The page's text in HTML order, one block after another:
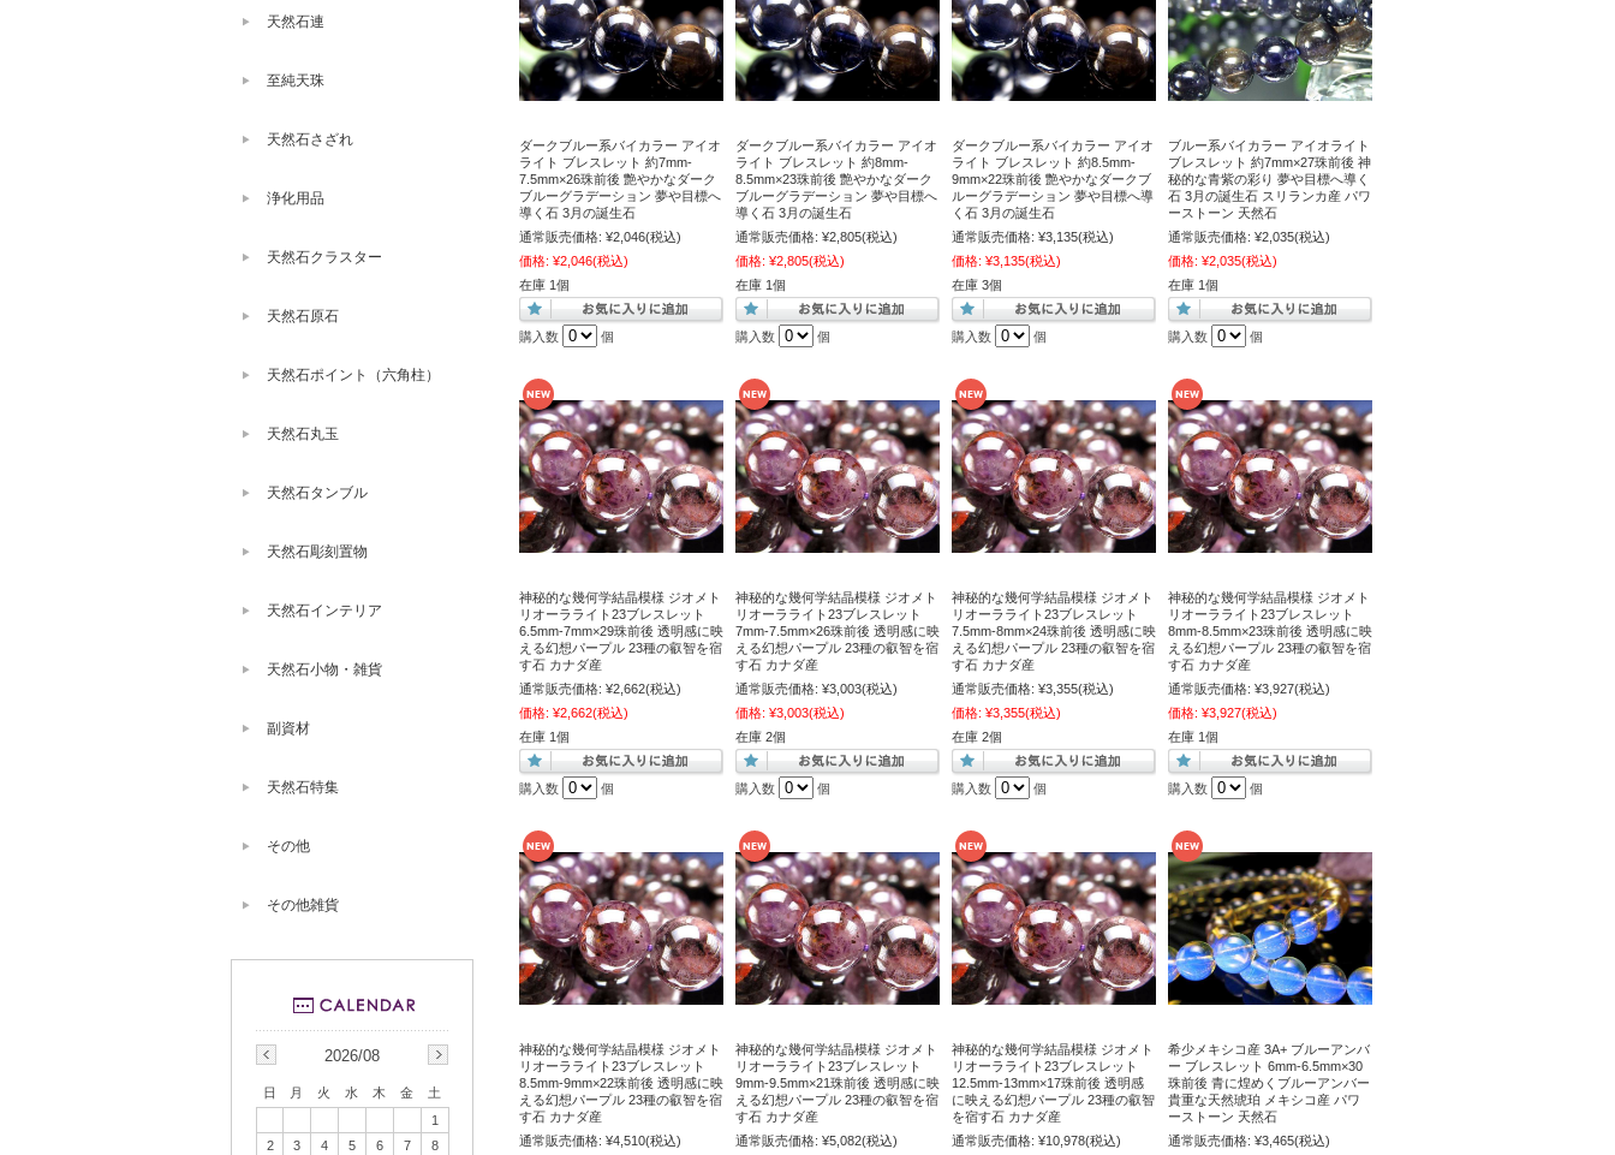
ダークブルー系バイカラー アイオ
ライト ブレスレット 約7mm-
7.5mm×26珠前後 艶やかなダーク
ブルーグラデーション 夢や目標へ
導く石 3月の誕生石
通常販売価格: ¥2,046(税込)
価格: ¥2,046(税込)
在庫 1個
購入数 個
ダークブルー系バイカラー アイオ
ライト ブレスレット 約8mm-
8.5mm×23珠前後 艶やかなダーク
ブルーグラデーション 夢や目標へ
導く石 3月の誕生石
通常販売価格: ¥2,805(税込)
価格: ¥2,805(税込)
在庫 1個
購入数 個
ダークブルー系バイカラー アイオ
ライト ブレスレット 約8.5mm-
9mm×22珠前後 艶やかなダークブ
ルーグラデーション 夢や目標へ導
く石 3月の誕生石
通常販売価格: ¥3,135(税込)
価格: ¥3,135(税込)
在庫 3個
購入数 個
ブルー系バイカラー アイオライト
ブレスレット 約7mm×27珠前後 神
秘的な青紫の彩り 夢や目標へ導く
石 3月の誕生石 スリランカ産 パワ
ーストーン 天然石
通常販売価格: ¥2,035(税込)
価格: ¥2,035(税込)
在庫 1個
購入数 個
神秘的な幾何学結晶模様 ジオメト
リオーラライト23ブレスレット
6.5mm-7mm×29珠前後 透明感に映
える幻想パープル 23種の叡智を宿
す石 カナダ産
通常販売価格: ¥2,662(税込)
価格: ¥2,662(税込)
在庫 1個
購入数 個
神秘的な幾何学結晶模様 ジオメト
リオーラライト23ブレスレット
7mm-7.5mm×26珠前後 透明感に映
える幻想パープル 23種の叡智を宿
す石 カナダ産
通常販売価格: ¥3,003(税込)
価格: ¥3,003(税込)
在庫 2個
購入数 個
神秘的な幾何学結晶模様 ジオメト
リオーラライト23ブレスレット
7.5mm-8mm×24珠前後 透明感に映
える幻想パープル 23種の叡智を宿
す石 カナダ産
通常販売価格: ¥3,355(税込)
価格: ¥3,355(税込)
在庫 2個
購入数 個
神秘的な幾何学結晶模様 ジオメト
リオーラライト23ブレスレット
8mm-8.5mm×23珠前後 透明感に映
える幻想パープル 23種の叡智を宿
す石 カナダ産
通常販売価格: ¥3,927(税込)
価格: ¥3,927(税込)
在庫 1個
購入数 個
神秘的な幾何学結晶模様 ジオメト
リオーラライト23ブレスレット
8.5mm-9mm×22珠前後 透明感に映
える幻想パープル 23種の叡智を宿
す石 カナダ産
通常販売価格: ¥4,510(税込)
神秘的な幾何学結晶模様 ジオメト
リオーラライト23ブレスレット
9mm-9.5mm×21珠前後 透明感に映
える幻想パープル 23種の叡智を宿
す石 カナダ産
通常販売価格: ¥5,082(税込)
神秘的な幾何学結晶模様 ジオメト
リオーラライト23ブレスレット
12.5mm-13mm×17珠前後 透明感
に映える幻想パープル 23種の叡智
を宿す石 カナダ産
通常販売価格: ¥10,978(税込)
希少メキシコ産 3A+ ブルーアンバ
ー ブレスレット 6mm-6.5mm×30
珠前後 青に煌めくブルーアンバー
貴重な天然琥珀 メキシコ産 パワ
ーストーン 天然石
通常販売価格: ¥3,465(税込)
天然石連
至純天珠
天然石さざれ
浄化用品
天然石クラスター
天然石原石
天然石ポイント（六角柱）
天然石丸玉
天然石タンブル
天然石彫刻置物
天然石インテリア
天然石小物・雑貨
副資材
天然石特集
その他
その他雑貨
2026/08
日 月 火 水 木 金
土
1
2
3 4 5 6 7
8